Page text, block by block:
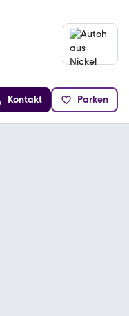
Kontakt Parken